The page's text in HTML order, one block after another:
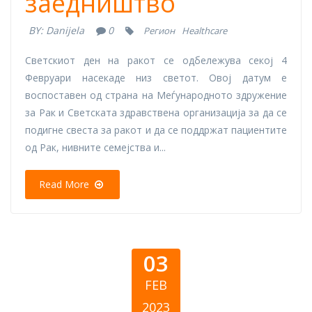
BY: Danijela 0 Регион Healthcare
Светскиот ден на ракот се одбележува секој 4
Февруари насекаде низ светот. Овој датум е
воспоставен од страна на Меѓународното здружение
за Рак и Светската здравствена организација за да се
подигне свеста за ракот и да се поддржат пациентите
од Рак, нивните семејства и...
Read More
03
FEB
2023